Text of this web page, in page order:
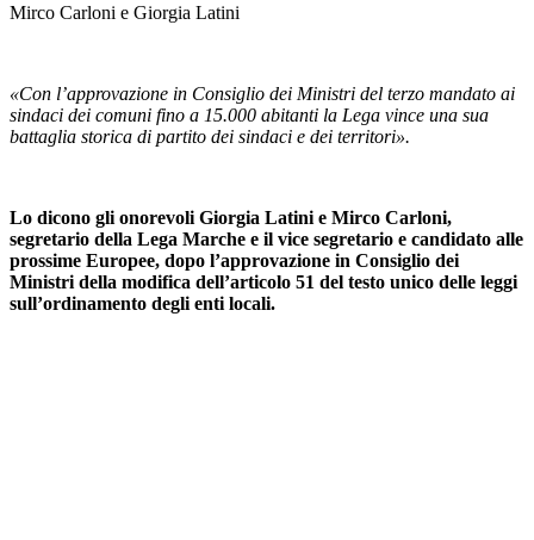
Mirco Carloni e Giorgia Latini
«Con l’approvazione in Consiglio dei Ministri del terzo mandato ai
sindaci dei comuni fino a 15.000 abitanti la Lega vince una sua
battaglia storica di partito dei sindaci e dei territori».
Lo dicono gli onorevoli Giorgia Latini e Mirco Carloni,
segretario della Lega Marche e il vice segretario e candidato alle
prossime Europee, dopo l’approvazione in Consiglio dei
Ministri della modifica dell’articolo 51 del testo unico delle leggi
sull’ordinamento degli enti locali.